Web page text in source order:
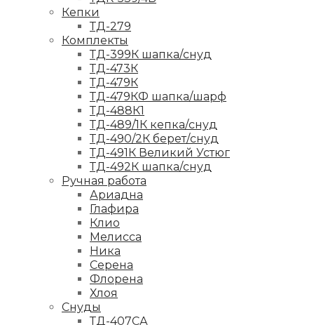
Кепки
ТД-279
Комплекты
ТД-399К шапка/снуд
ТД-473К
ТД-479К
ТД-479КФ шапка/шарф
ТД-488К1
ТД-489/1К кепка/снуд
ТД-490/2К берет/снуд
ТД-491К Великий Устюг
ТД-492К шапка/снуд
Ручная работа
Ариадна
Глафира
Клио
Мелисса
Ника
Серена
Флорена
Хлоя
Снуды
ТД-407СА